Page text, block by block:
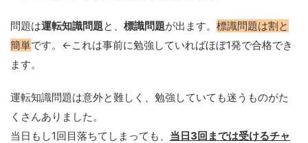
問題は運転知識問題と、 標識問題が出ます。 標識問題は割と
簡単です。←これは事前に勉強していればほぼ1発で合格でき
ます。
運転知識問題は意外と難しく、勉強していても迷うものがた
くさんありました。
当日もし1回目落ちてしまっても、 当日3回までは受けるチャ